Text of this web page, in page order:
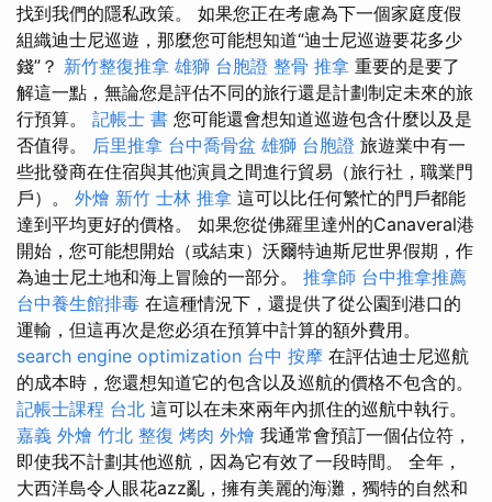
找到我們的隱私政策。 如果您正在考慮為下一個家庭度假
組織迪士尼巡遊，那麼您可能想知道“迪士尼巡遊要花多少
錢”？ 新竹整復推拿 雄獅 台胞證 整骨 推拿 重要的是要了
解這一點，無論您是評估不同的旅行還是計劃制定未來的旅
行預算。 記帳士 書 您可能還會想知道巡遊包含什麼以及是
否值得。 后里推拿 台中喬骨盆 雄獅 台胞證 旅遊業中有一
些批發商在住宿與其他演員之間進行貿易（旅行社，職業門
戶）。 外燴 新竹 士林 推拿 這可以比任何繁忙的門戶都能
達到平均更好的價格。 如果您從佛羅里達州的Canaveral港
開始，您可能想開始（或結束）沃爾特迪斯尼世界假期，作
為迪士尼土地和海上冒險的一部分。 推拿師 台中推拿推薦
台中養生館排毒 在這種情況下，還提供了從公園到港口的
運輸，但這再次是您必須在預算中計算的額外費用。
search engine optimization 台中 按摩 在評估迪士尼巡航
的成本時，您還想知道它的包含以及巡航的價格不包含的。
記帳士課程 台北 這可以在未來兩年內抓住的巡航中執行。
嘉義 外燴 竹北 整復 烤肉 外燴 我通常會預訂一個佔位符，
即使我不計劃其他巡航，因為它有效了一段時間。 全年，
大西洋島令人眼花azz亂，擁有美麗的海灘，獨特的自然和